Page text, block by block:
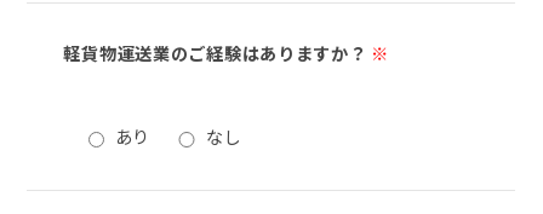
軽貨物運送業のご経験はありますか？ ※
あり なし